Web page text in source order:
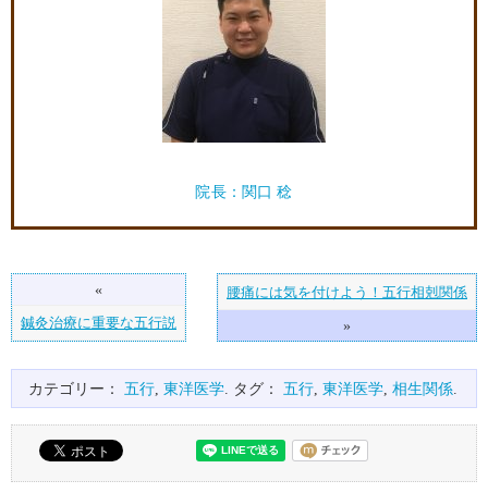
院長：関口 稔
«
鍼灸治療に重要な五行説
腰痛には気を付けよう！五行相剋関係
»
カテゴリー： 五行, 東洋医学. タグ： 五行, 東洋医学, 相生関係.